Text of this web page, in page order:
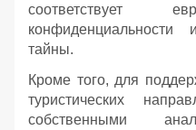
соответствует
тайны.
Кроме того, для
туристических
собственными